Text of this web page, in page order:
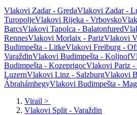
Vlakovi Zadar - GredaVlakovi Zadar -
TuropoljeVlakovi Rijeka - Vrbovsko
BarcsVlakovi Tapolca - Balatonfured
RennesVlakovi Morlaix - ParizVlakovi
Budimpešta - LitkeVlakovi Freiburg -
VaraždinVlakovi Budimpešta - Koljnof
Budimpešta - KozeprigocVlakovi Pariz -
LuzernVlakovi Linz - SalzburgVlakovi
ÁbrahámhegyVlakovi Budimpešta -
Virail >
Vlakovi Split - Varaždin